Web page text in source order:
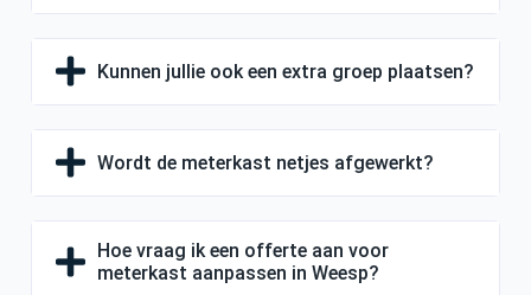
Kunnen jullie ook een extra groep plaatsen?
Wordt de meterkast netjes afgewerkt?
Hoe vraag ik een offerte aan voor
meterkast aanpassen in Weesp?